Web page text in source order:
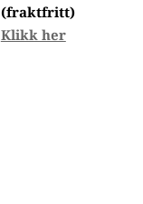
(fraktfritt)
Klikk her